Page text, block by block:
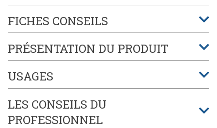
FICHES CONSEILS
PRÉSENTATION DU PRODUIT
USAGES
LES CONSEILS DU
PROFESSIONNEL